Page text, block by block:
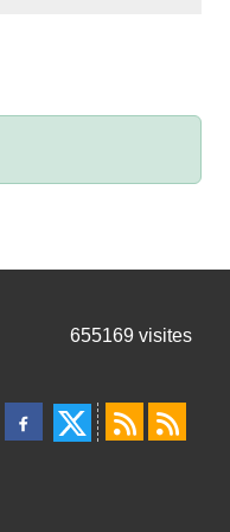
655169 visites